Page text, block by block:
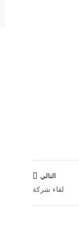
التالي
لقاء شركة